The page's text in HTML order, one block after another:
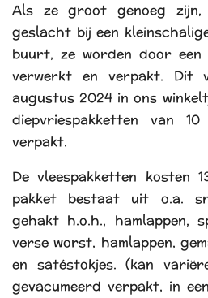
Als ze groot genoeg zijn,
geslacht bij een
buurt, ze worden door
verwerkt en verpakt. Dit
augustus 2024 in ons
diepvriespakketten van
verpakt.
De vleespakketten kosten
pakket bestaat uit o.a.
gehakt h.o.h., hamlappen,
verse worst, hamlappen,
en satéstokjes. (kan
gevacumeerd verpakt, in